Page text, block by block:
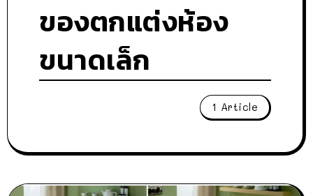
ของตกแต่งห้อง
ขนาดเล็ก
1 Article